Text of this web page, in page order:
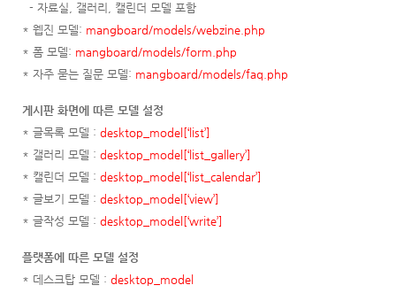
- 자료실, 갤러리, 캘린더 모델 포함
* 웹진 모델: mangboard/models/webzine.php
* 폼 모델: mangboard/models/form.php
* 자주 묻는 질문 모델: mangboard/models/faq.php
게시판 화면에 따른 모델 설정
* 글목록 모델 : desktop_model[‘list’]
* 갤러리 모델 : desktop_model[‘list_gallery’]
* 캘린더 모델 : desktop_model[‘list_calendar’]
* 글보기 모델 : desktop_model[‘view’]
* 글작성 모델 : desktop_model[‘write’]
플랫폼에 따른 모델 설정
* 데스크탑 모델 : desktop_model